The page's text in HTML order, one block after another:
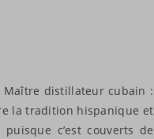
Maître distillateur cubain :
la tradition hispanique et
c’est couverts de